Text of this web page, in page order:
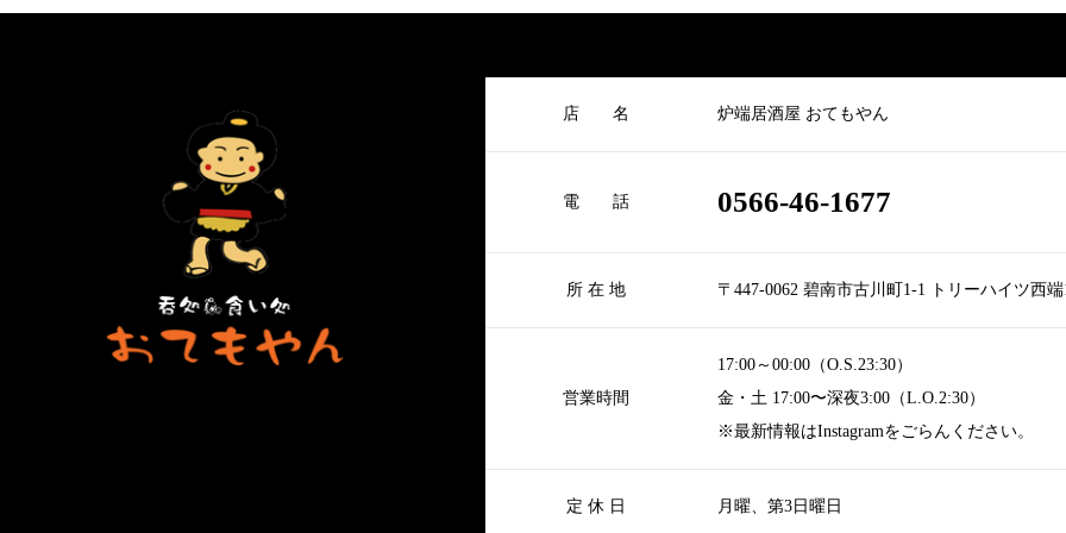
店 名 炉端居酒屋 おてもやん
電 話 0566-46-1677
所 在 地 〒447-0062 碧南市古川町1-1 トリーハイツ西端
営業時間
17:00～00:00（O.S.23:30）
金・土 17:00〜深夜3:00（L.O.2:30）
※最新情報はInstagramをごらんください。
定 休 日 月曜、第3日曜日